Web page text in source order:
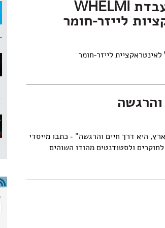
הושקה מעבדת WHELMI
לייזר-חומר
היא דרך חיים והרגשה" - כתבו מייסדי
ולסטודנטים מהודו השוהים